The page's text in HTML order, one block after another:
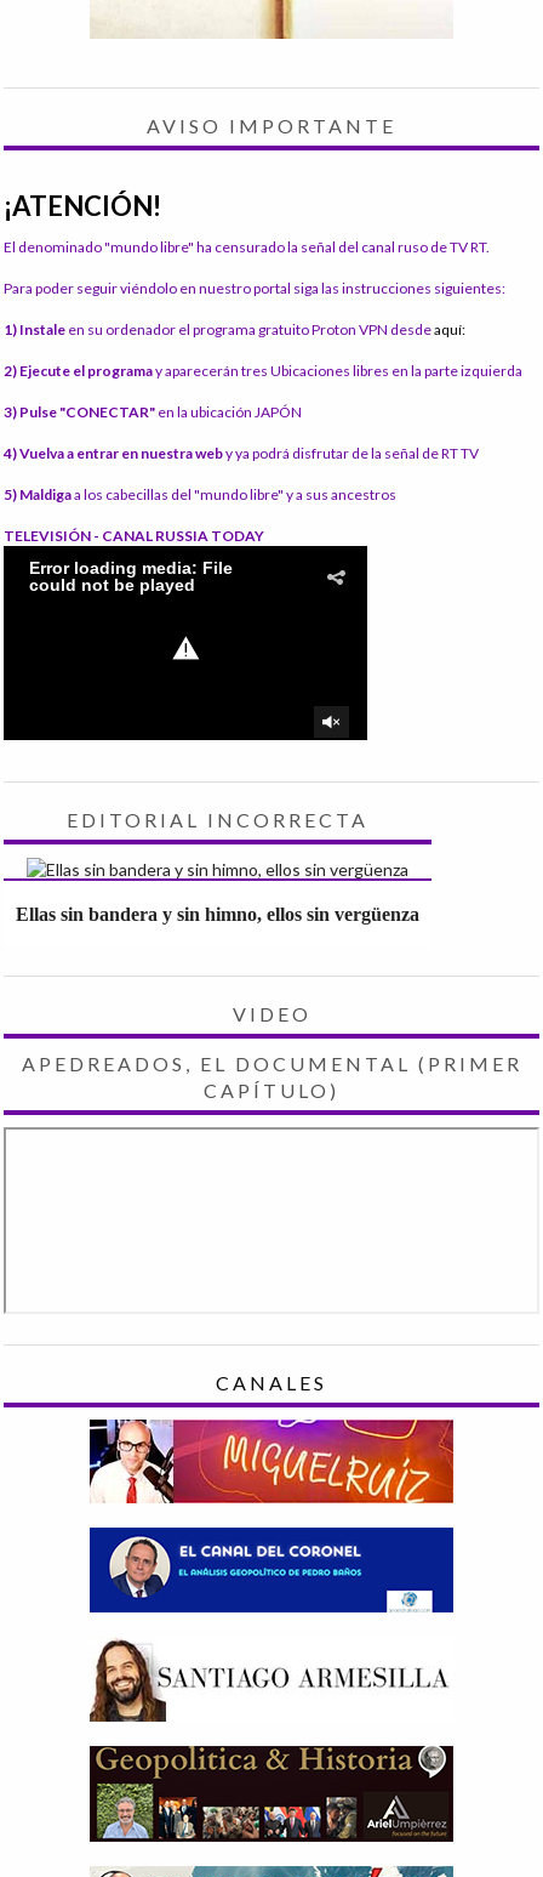
AVISO IMPORTANTE
¡ATENCIÓN!
El denominado "mundo libre" ha censurado la señal del canal ruso de TV RT.
Para poder seguir viéndolo en nuestro portal siga las instrucciones siguientes:
1) Instale en su ordenador el programa gratuito Proton VPN desdeaquí:
2) Ejecute el programay aparecerán tres Ubicaciones libres en la parte izquierda
3) Pulse "CONECTAR" en la ubicación JAPÓN
4) Vuelva a entrar en nuestra weby ya podrá disfrutar de la señal de RT TV
5) Maldigaa los cabecillas del "mundo libre" y a sus ancestros
TELEVISIÓN - CANAL RUSSIA TODAY
EDITORIAL INCORRECTA
Ellas sin bandera y sin himno, ellos sin vergüenza
VIDEO
APEDREADOS, EL DOCUMENTAL (PRIMER
CAPÍTULO)
CANALES